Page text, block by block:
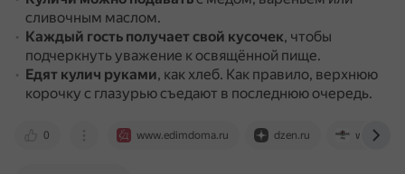
сливочным маслом.
Каждый гость получает свой кусочек, чтобы
подчеркнуть уважение к освящённой пище.
Едят кулич руками, как хлеб. Как правило, верхнюю
корочку с глазурью съедают в последнюю очередь.
0 www.edimdoma.ru dzen.ru